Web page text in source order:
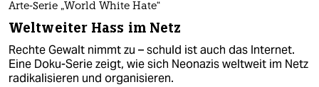
Arte-Serie „World White Hate“
Weltweiter Hass im Netz
Rechte Gewalt nimmt zu – schuld ist auch das Internet.
Eine Doku-Serie zeigt, wie sich Neonazis weltweit im Netz
radikalisieren und organisieren.